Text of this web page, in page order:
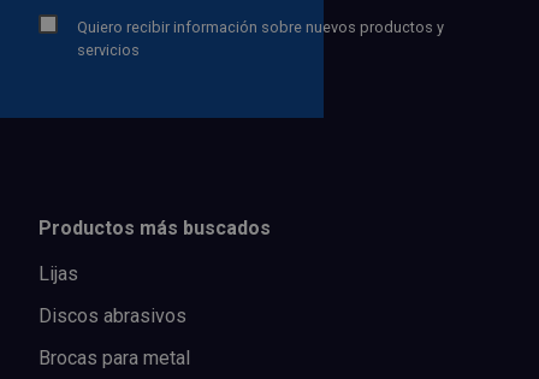
Quiero recibir información sobre nuevos productos y
servicios
Productos más buscados
Lijas
Discos abrasivos
Brocas para metal